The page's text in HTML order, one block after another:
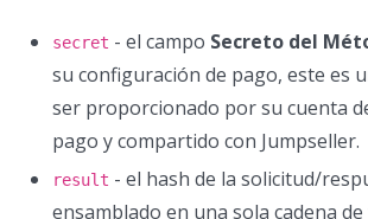
secret - el campo Secreto del
su configuración de pago, este es
ser proporcionado por su cuenta
pago y compartido con Jumpseller.
result - el hash de la solicitud/
ensamblado en una sola cadena